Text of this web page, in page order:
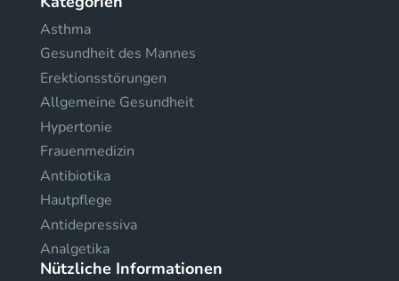
Asthma
Gesundheit des Mannes
Erektionsstörungen
Allgemeine Gesundheit
Hypertonie
Frauenmedizin
Antibiotika
Hautpflege
Antidepressiva
Analgetika
Nützliche Informationen